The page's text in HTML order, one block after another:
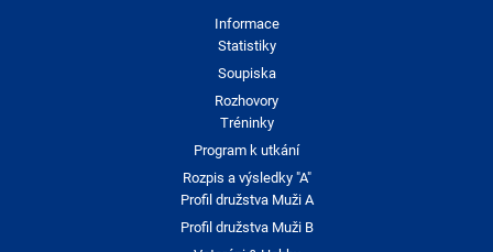
Informace
Statistiky
Soupiska
Rozhovory
Tréninky
Program k utkání
Rozpis a výsledky "A"
Profil družstva Muži A
Profil družstva Muži B